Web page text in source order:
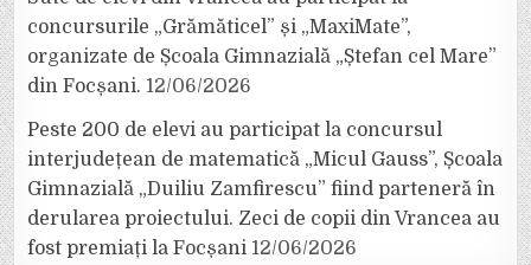
concursurile „Grămăticel” și „MaxiMate”,
organizate de Școala Gimnazială „Ștefan cel Mare”
din Focșani. 12/06/2026
Peste 200 de elevi au participat la concursul
interjudețean de matematică „Micul Gauss”, Școala
Gimnazială „Duiliu Zamfirescu” fiind parteneră în
derularea proiectului. Zeci de copii din Vrancea au
fost premiați la Focșani 12/06/2026